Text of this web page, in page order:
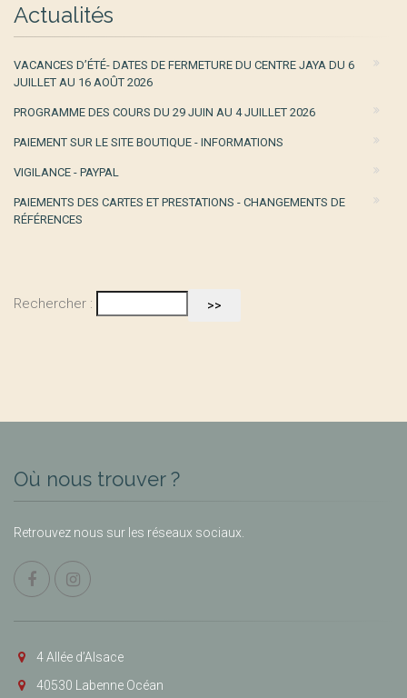
Actualités
VACANCES D’ÉTÉ- DATES DE FERMETURE DU CENTRE JAYA DU 6
JUILLET AU 16 AOÛT 2026
PROGRAMME DES COURS DU 29 JUIN AU 4 JUILLET 2026
PAIEMENT SUR LE SITE BOUTIQUE - INFORMATIONS
VIGILANCE - PAYPAL
PAIEMENTS DES CARTES ET PRESTATIONS - CHANGEMENTS DE
RÉFÉRENCES
Rechercher :
Où nous trouver ?
Retrouvez nous sur les réseaux sociaux.
4 Allée d’Alsace
40530 Labenne Océan